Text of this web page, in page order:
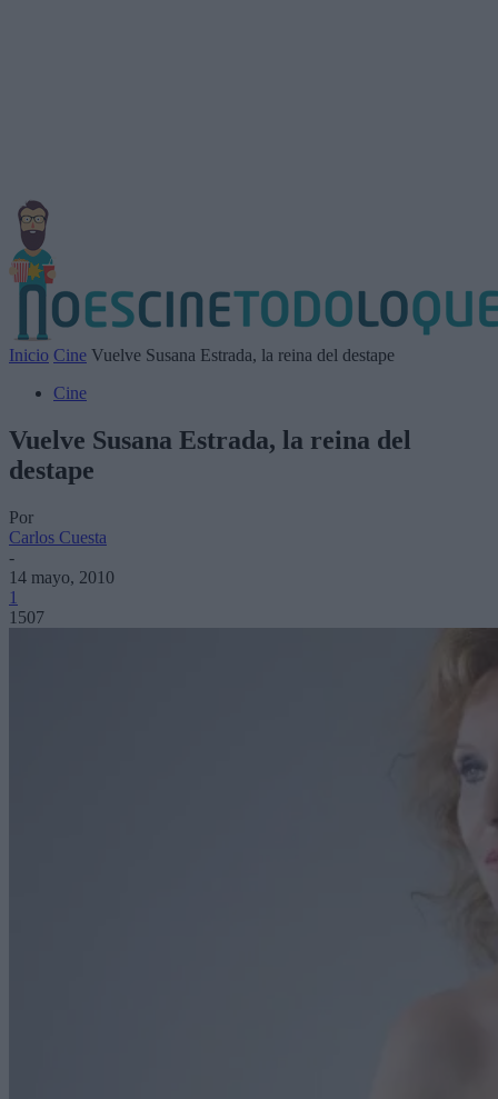
Inicio Cine Vuelve Susana Estrada, la reina del destape
Cine
Vuelve Susana Estrada, la reina del
destape
Por
Carlos Cuesta
-
14 mayo, 2010
1
1507